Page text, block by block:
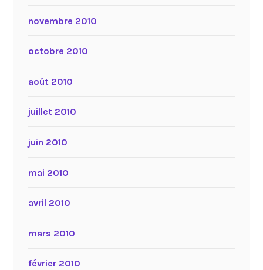
novembre 2010
octobre 2010
août 2010
juillet 2010
juin 2010
mai 2010
avril 2010
mars 2010
février 2010